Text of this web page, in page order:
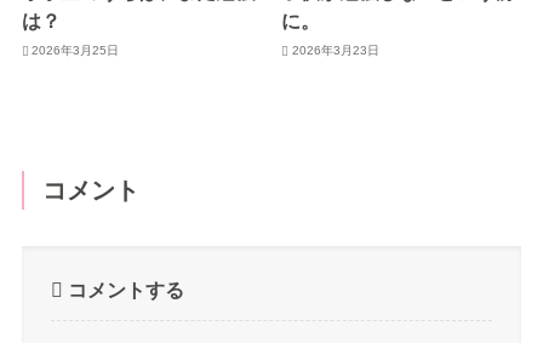
は？
2026年3月25日
に。
2026年3月23日
コメント
コメントする